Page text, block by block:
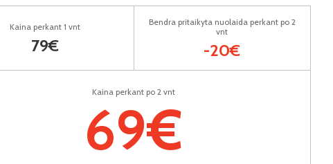
Kaina perkant po 2 vnt
69€
Kaina perkant 1 vnt
79€
Bendra pritaikyta nuolaida perkant po 2
vnt
-20€